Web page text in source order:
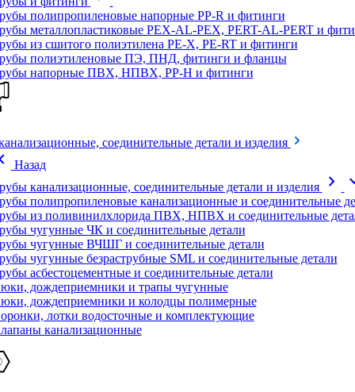
полипропиленовые напорные PP-R и фитинги
металлопластиковые PEX-AL-PEX, PERT-AL-PERT и
из сшитого полиэтилена PE-X, PE-RT и фитинги
полиэтиленовые ПЭ, ПНД, фитинги и фланцы
напорные ПВХ, НПВХ, PP-H и фитинги
соединительные детали и изделия
Назад
канализационные, соединительные детали и изделия
chevron_right
полипропиленовые канализационные и соединительные
из поливинилхлорида ПВХ, НПВХ и соединительные
чугунные ЧК и соединительные детали
чугунные ВЧШГ и соединительные детали
чугунные безраструбные SML и соединительные детали
асбестоцементные и соединительные детали
дождеприемники и трапы чугунные
дождеприемники и колодцы полимерные
лотки водосточные и комплектующие
канализационные